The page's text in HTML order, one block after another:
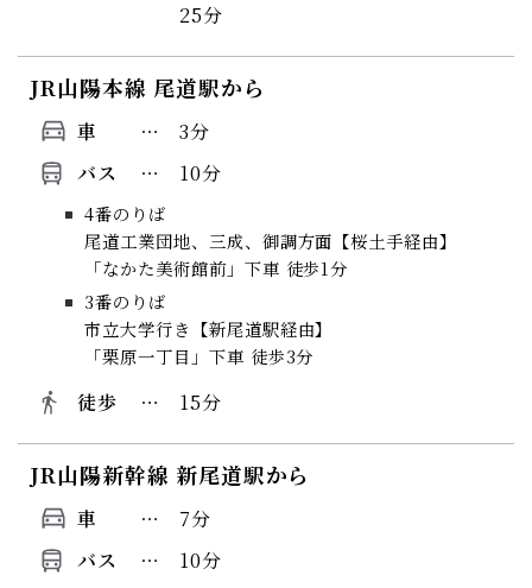
25分
JR山陽本線 尾道駅から
車
3分
バス
10分
4番のりば
尾道工業団地、三成、御調方面【桜土手経由】
「なかた美術館前」下車 徒歩1分
3番のりば
市立大学行き【新尾道駅経由】
「栗原一丁目」下車 徒歩3分
徒歩 15分
JR山陽新幹線 新尾道駅から
車
7分
バス
10分